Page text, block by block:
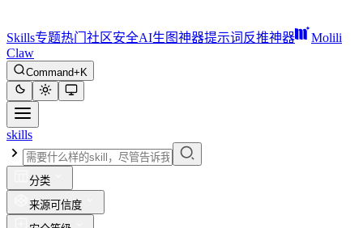
Skills专题热门 社区安全AI生图神器提示词反推神器
Molili
Claw
Command+K
skills
分类
来源可信度